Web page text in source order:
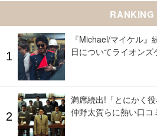
RANKING
『Michael/マイケル』
日についてライオンズ
満席続出!「とにかく
仲野太賀らに熱い口コ